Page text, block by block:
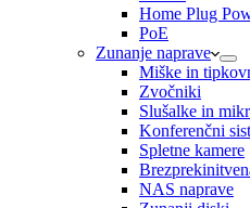
Home Plug
PoE
Zunanje naprave
Miške in
Zvočniki
Slušalke in
Konferenčni
Spletne kamere
NAS naprave